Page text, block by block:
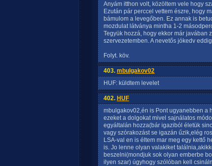
Anyám itthon volt, közöltem vele hogy
Ezután pár perccel vettem észre, hogy
bámulom a levegőben. Ez annak is
mozdulat látványa mintha 1-2
Tegyük hozzá, hogy ekkor már javában
szervezetemben. A nevetős jókedv
Folyt. köv.
403. mbulgakov02
HUF: küldtem levelet
402. HUF
mbulgakov02,én is Pont ugyanebben a
ezeket a dolgokat mivel sajnálatos
egyáltalán hozza(bár igaziból életük
vagy szórakozást se igazán űzik,elég
LSA-val en is éltem mar meg egy kettő
is. Jo lenne olyan valakiket
beszelni(mondjuk sok olyan emberbe
ilyen szar) úgyhogy szólóban kell